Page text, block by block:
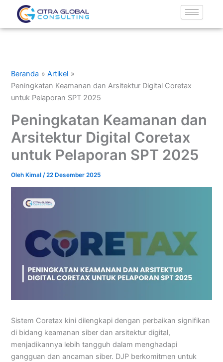
Lewati
konten
Beranda
Artikel
Peningkatan Keamanan dan Arsitektur Digital Coretax
untuk Pelaporan SPT 2025
Peningkatan Keamanan dan
Arsitektur Digital Coretax
untuk Pelaporan SPT 2025
Oleh Kimal/22 Desember 2025
Sistem Coretax kini dilengkapi dengan perbaikan signifikan
di bidang keamanan siber dan arsitektur digital,
menjadikannya lebih tangguh dalam menghadapi
gangguan dan ancaman siber. DJP berkomitmen untuk